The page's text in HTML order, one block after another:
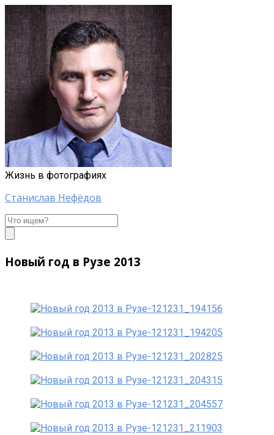
Жизнь в фотографиях
Станислав Нефёдов
Станислав
Нефёдов
Новый год в Рузе 2013